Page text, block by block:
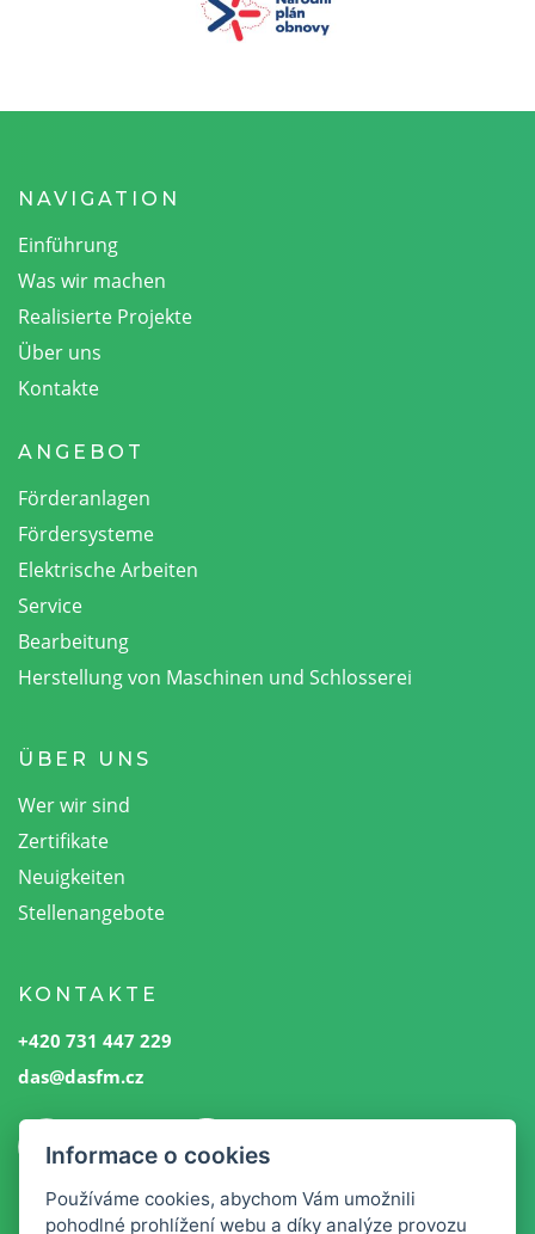
NAVIGATION
Einführung
Was wir machen
Realisierte Projekte
Über uns
Kontakte
ANGEBOT
Förderanlagen
Fördersysteme
Elektrische Arbeiten
Service
Bearbeitung
Herstellung von Maschinen und Schlosserei
ÜBER UNS
Wer wir sind
Zertifikate
Neuigkeiten
Stellenangebote
KONTAKTE
+420 731 447 229
das@dasfm.cz
Informace o cookies
Používáme cookies, abychom Vám umožnili
pohodlné prohlížení webu a díky analýze provozu